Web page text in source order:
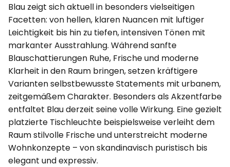
Blau zeigt sich aktuell in besonders vielseitigen
Facetten: von hellen, klaren Nuancen mit luftiger
Leichtigkeit bis hin zu tiefen, intensiven Tönen mit
markanter Ausstrahlung. Während sanfte
Blauschattierungen Ruhe, Frische und moderne
Klarheit in den Raum bringen, setzen kräftigere
Varianten selbstbewusste Statements mit urbanem,
zeitgemäßem Charakter. Besonders als Akzentfarbe
entfaltet Blau derzeit seine volle Wirkung. Eine gezielt
platzierte Tischleuchte beispielsweise verleiht dem
Raum stilvolle Frische und unterstreicht moderne
Wohnkonzepte – von skandinavisch puristisch bis
elegant und expressiv.